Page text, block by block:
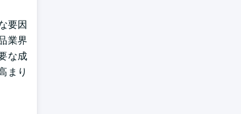
要因
業界
な成
まり